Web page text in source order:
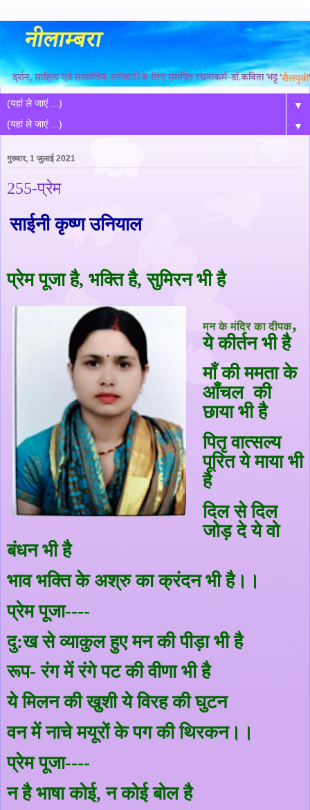
▼
▼
गुरुवार, 1 जुलाई 2021
255-प्रेम
साईनी कृष्ण उनियाल
प्रेम पूजा है, भक्ति है,सुमिरन भी है
मन के मंदिर का दीपक,
ये कीर्तन भी है
माँ की ममता के
आँचल की
छाया भी है
पितृ वात्सल्य
पूरित ये माया भी
है
दिल से दिल
जोड़ दे ये वो
बंधन भी है
भाव भक्ति के अश्रु का क्रंदन भी है।।
प्रेम पूजा----
दु:ख से व्याकुल हुए मन की पीड़ा भी है
रूप- रंग में रंगे पट की वीणा भी है
ये मिलन की खुशी ये विरह की घुटन
वन में नाचे मयूरों के पग की थिरकन।।
प्रेम पूजा----
न है भाषा कोई,न कोई बोल है